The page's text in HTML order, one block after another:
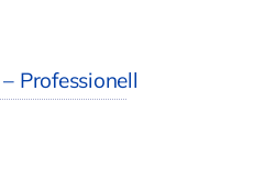
Professionell